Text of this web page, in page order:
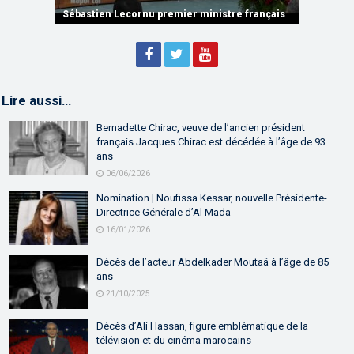
partenariat
Sébastien Lecornu premier ministre français
Discours de M. Aziz Akhannouch
Lire aussi…
Bernadette Chirac, veuve de l’ancien président
français Jacques Chirac est décédée à l’âge de 93
ans
06/06/2026
Nomination | Noufissa Kessar, nouvelle Présidente-
Directrice Générale d’Al Mada
16/01/2026
Décès de l’acteur Abdelkader Moutaâ à l’âge de 85
ans
21/10/2025
Décès d’Ali Hassan, figure emblématique de la
télévision et du cinéma marocains